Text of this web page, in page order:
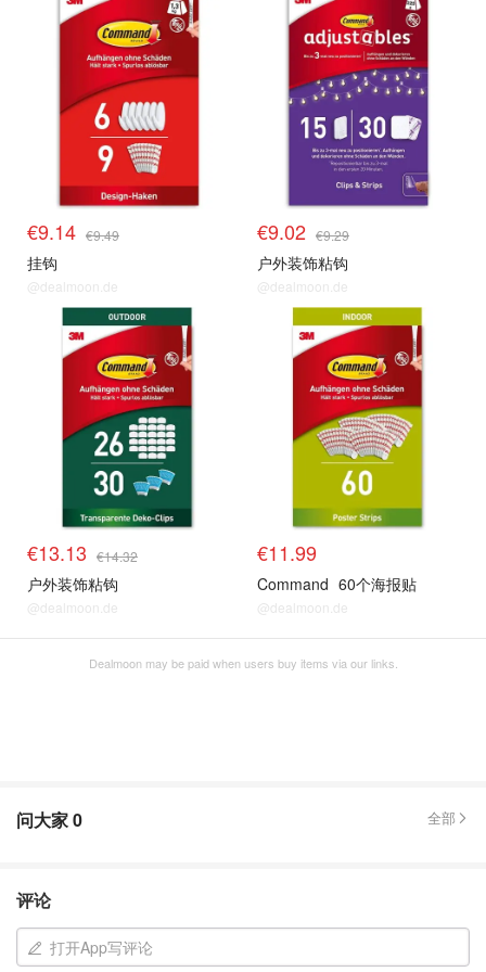
€9.14 €9.49
挂钩
@dealmoon.de
€9.02 €9.29
户外装饰粘钩
@dealmoon.de
€13.13 €14.32
户外装饰粘钩
@dealmoon.de
€11.99
Command 60个海报贴
@dealmoon.de
Dealmoon may be paid when users buy items via our links.
问大家0 全部
评论
打开App写评论